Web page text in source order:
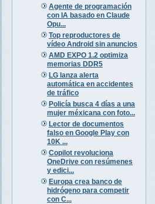
Agente de programación
con IA basado en Claude
Opu...
Top reproductores de
vídeo Android sin anuncios
AMD EXPO 1.2 optimiza
memorias DDR5
LG lanza alerta
automática en accidentes
de tráfico
Policía busca 4 días a una
mujer méxicana con foto...
Lector de documentos
falso en Google Play con
10K ...
Copilot revoluciona
OneDrive con resúmenes
y edici...
Europa crea banco de
hidrógeno para competir
con C...